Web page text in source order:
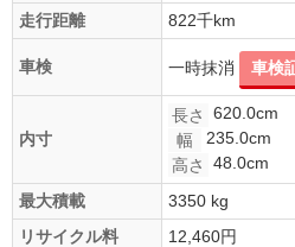
走行距離
822千km
車検 一時抹消 車検
内寸
長さ
620.0cm
幅
235.0cm
高さ
48.0cm
最大積載
3350 kg
リサイクル料
12,460円